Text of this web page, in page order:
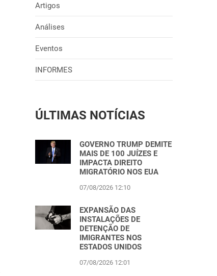
Artigos
Análises
Eventos
INFORMES
ÚLTIMAS NOTÍCIAS
GOVERNO TRUMP DEMITE
MAIS DE 100 JUÍZES E
IMPACTA DIREITO
MIGRATÓRIO NOS EUA
07/08/2026 12:10
EXPANSÃO DAS
INSTALAÇÕES DE
DETENÇÃO DE
IMIGRANTES NOS
ESTADOS UNIDOS
07/08/2026 12:01